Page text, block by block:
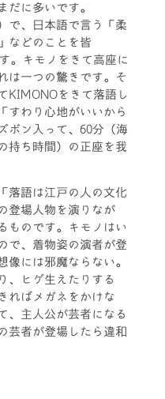
だに多いです。
で、日本語で言う「柔
などのことを皆
。キモノをきて高座に
は一つの驚きです。そ
KIMONOをきて落語し
すわり心地がいいから
ボン入って、60分（海
持ち時間）の正座を我
落語は江戸の人の文化
登場人物を演りなが
ものです。キモノはい
で、着物姿の演者が登
像には邪魔ならない。
、ヒゲ生えたりする
ればメガネをかけな
、主人公が芸者になる
芸者が登場したら違和